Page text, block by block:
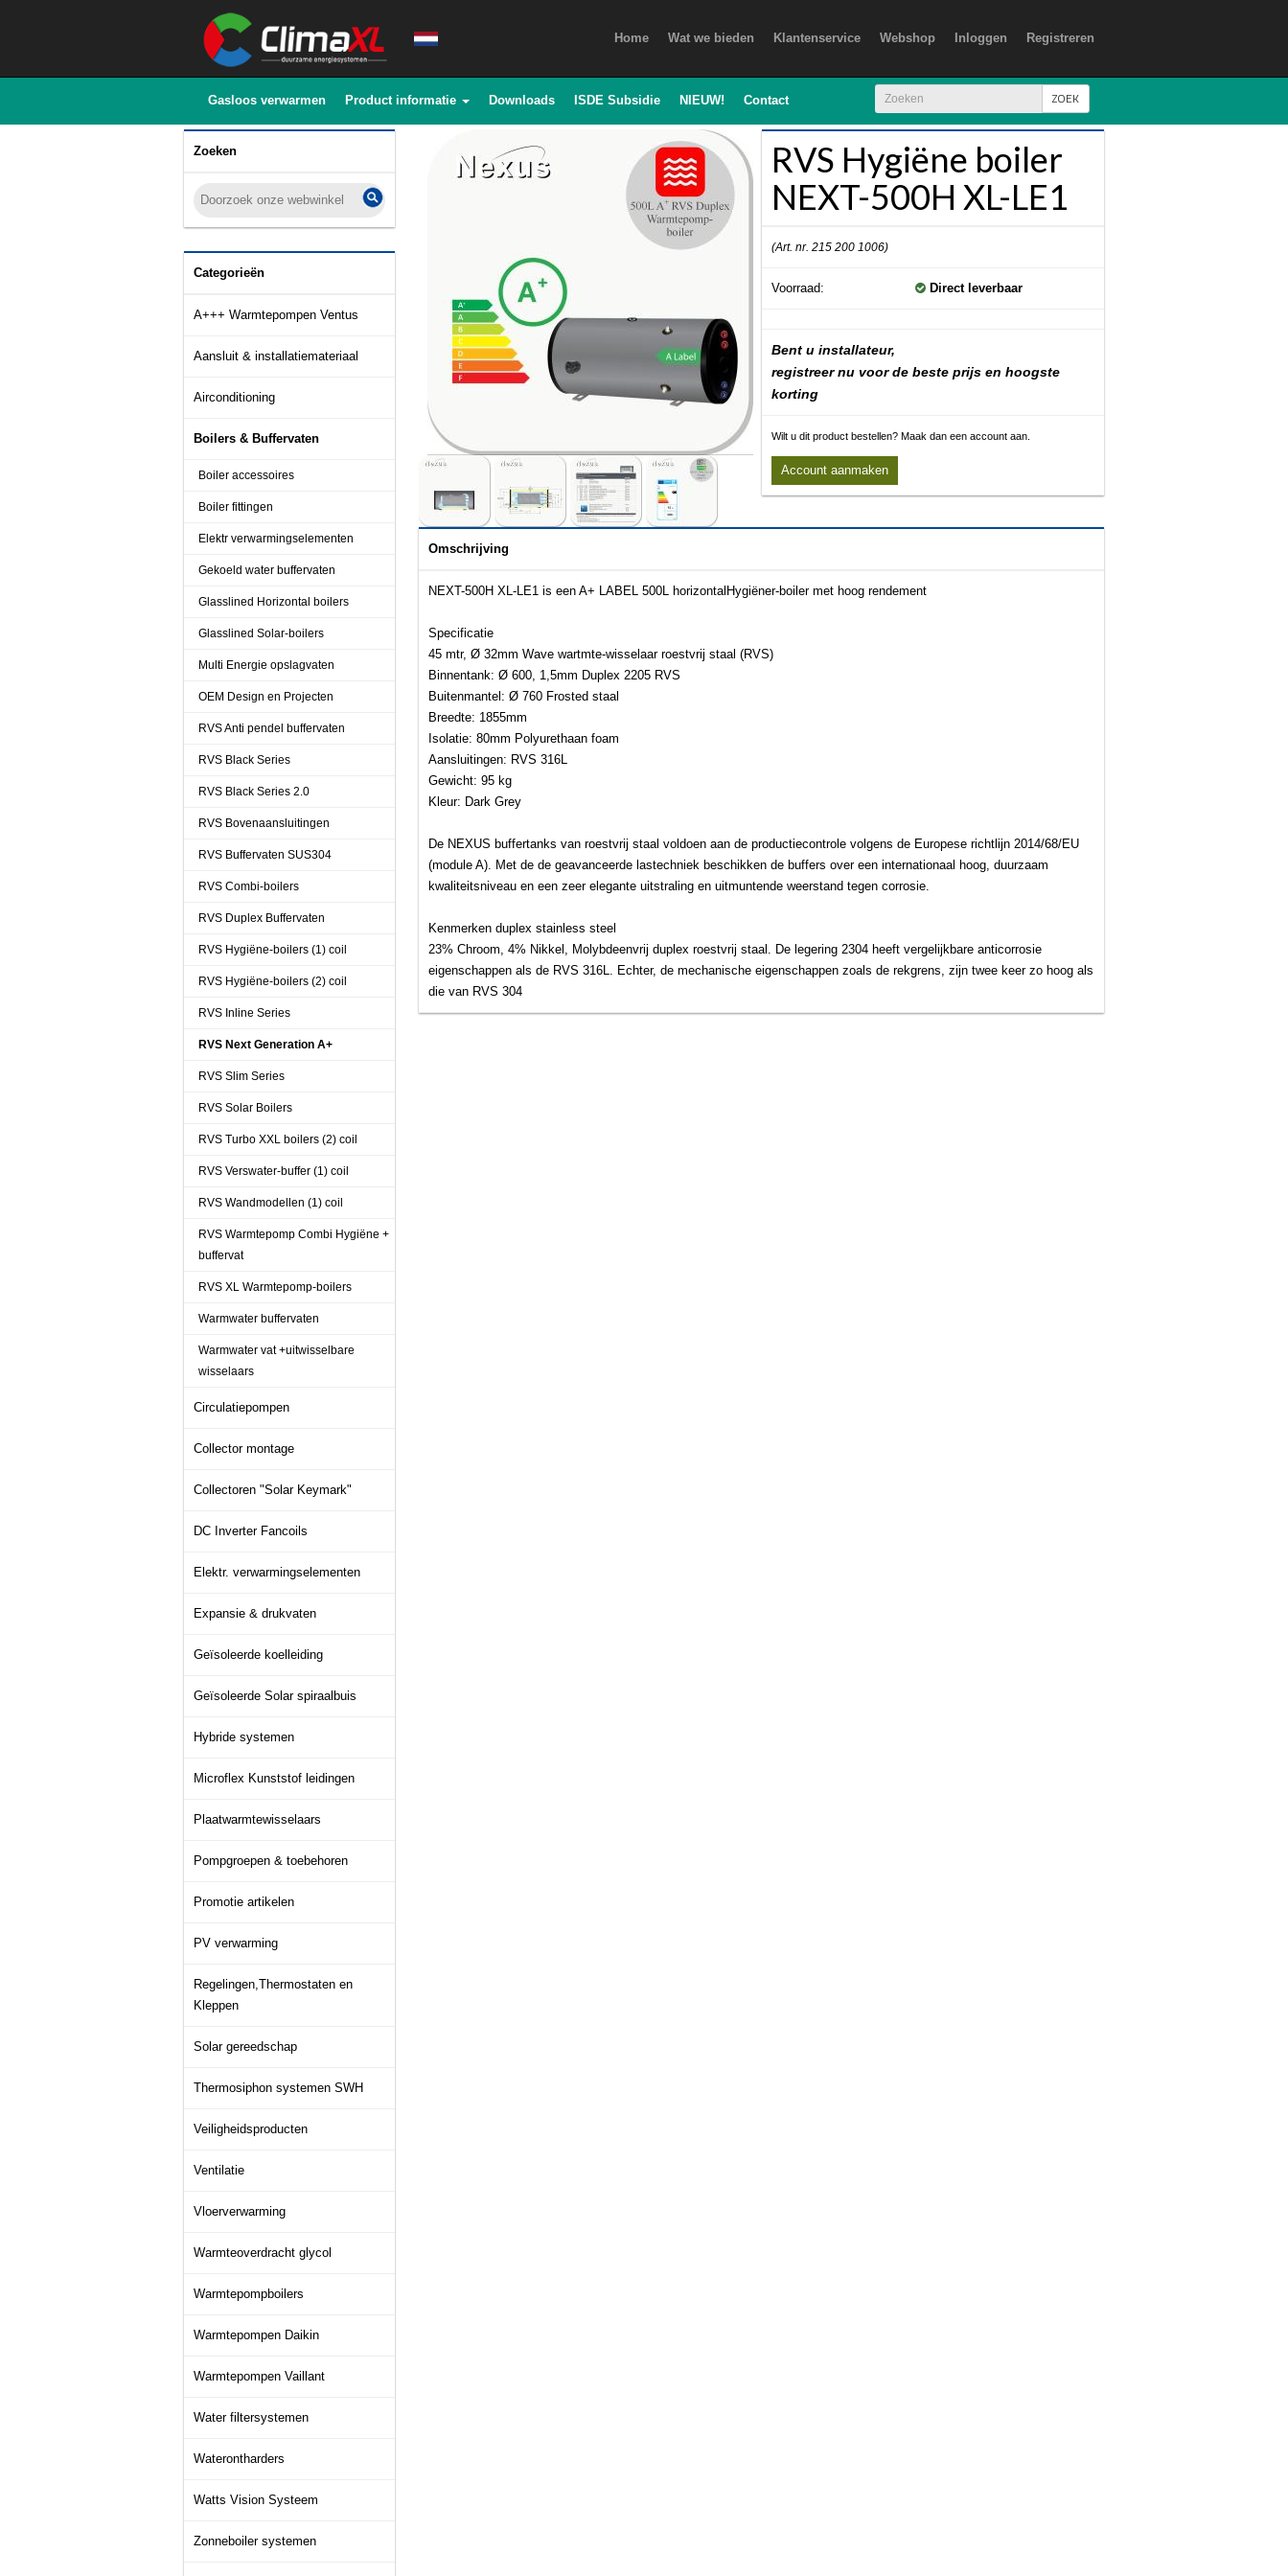
Home Wat we bieden Klantenservice Webshop Inloggen Registreren
Gasloos verwarmen Product informatie Downloads ISDE Subsidie NIEUW! Contact ZOEK
Zoeken
Categorieën
A+++ Warmtepompen Ventus
Aansluit & installatiemateriaal
Airconditioning
Boilers & Buffervaten
Boiler accessoires
Boiler fittingen
Elektr verwarmingselementen
Gekoeld water buffervaten
Glasslined Horizontal boilers
Glasslined Solar-boilers
Multi Energie opslagvaten
OEM Design en Projecten
RVS Anti pendel buffervaten
RVS Black Series
RVS Black Series 2.0
RVS Bovenaansluitingen
RVS Buffervaten SUS304
RVS Combi-boilers
RVS Duplex Buffervaten
RVS Hygiëne-boilers (1) coil
RVS Hygiëne-boilers (2) coil
RVS Inline Series
RVS Next Generation A+
RVS Slim Series
RVS Solar Boilers
RVS Turbo XXL boilers (2) coil
RVS Verswater-buffer (1) coil
RVS Wandmodellen (1) coil
RVS Warmtepomp Combi Hygiëne +
buffervat
RVS XL Warmtepomp-boilers
Warmwater buffervaten
Warmwater vat +uitwisselbare
wisselaars
Circulatiepompen
Collector montage
Collectoren "Solar Keymark"
DC Inverter Fancoils
Elektr. verwarmingselementen
Expansie & drukvaten
Geïsoleerde koelleiding
Geïsoleerde Solar spiraalbuis
Hybride systemen
Microflex Kunststof leidingen
Plaatwarmtewisselaars
Pompgroepen & toebehoren
Promotie artikelen
PV verwarming
Regelingen,Thermostaten en
Kleppen
Solar gereedschap
Thermosiphon systemen SWH
Veiligheidsproducten
Ventilatie
Vloerverwarming
Warmteoverdracht glycol
Warmtepompboilers
Warmtepompen Daikin
Warmtepompen Vaillant
Water filtersystemen
Waterontharders
Watts Vision Systeem
Zonneboiler systemen
RVS Hygiëne boiler
NEXT-500H XL-LE1
(Art. nr. 215 200 1006)
Voorraad: Direct leverbaar
Bent u installateur,
registreer nu voor de beste prijs en hoogste
korting
Wilt u dit product bestellen? Maak dan een account aan.
Account aanmaken
Omschrijving
NEXT-500H XL-LE1 is een A+ LABEL 500L horizontalHygiëner-boiler met hoog rendement
Specificatie
45 mtr, Ø 32mm Wave wartmte-wisselaar roestvrij staal (RVS)
Binnentank: Ø 600, 1,5mm Duplex 2205 RVS
Buitenmantel: Ø 760 Frosted staal
Breedte: 1855mm
Isolatie: 80mm Polyurethaan foam
Aansluitingen: RVS 316L
Gewicht: 95 kg
Kleur: Dark Grey
De NEXUS buffertanks van roestvrij staal voldoen aan de productiecontrole volgens de Europese richtlijn 2014/68/EU
(module A). Met de de geavanceerde lastechniek beschikken de buffers over een internationaal hoog, duurzaam
kwaliteitsniveau en een zeer elegante uitstraling en uitmuntende weerstand tegen corrosie.
Kenmerken duplex stainless steel
23% Chroom, 4% Nikkel, Molybdeenvrij duplex roestvrij staal. De legering 2304 heeft vergelijkbare anticorrosie
eigenschappen als de RVS 316L. Echter, de mechanische eigenschappen zoals de rekgrens, zijn twee keer zo hoog als
die van RVS 304